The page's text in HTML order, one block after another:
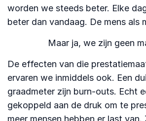
worden we steeds beter. Elke
beter dan vandaag. De mens als
Maar ja, we zijn geen
De effecten van die
ervaren we inmiddels ook. Een
graadmeter zijn burn-outs. Echt
gekoppeld aan de druk om te
meer mensen hebben er last van.